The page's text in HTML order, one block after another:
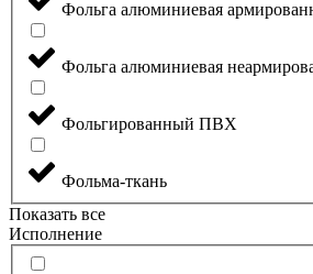
Фольга алюминиевая
Фольга алюминиевая
Фольгированный ПВХ
Фольма-ткань
Показать все
Исполнение